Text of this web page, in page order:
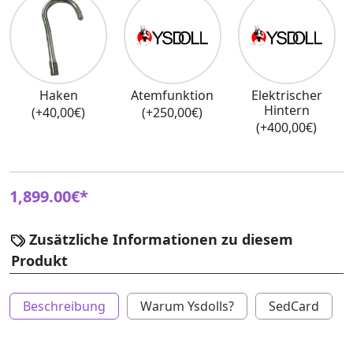
Haken
(+40,00€)
Atemfunktion
(+250,00€)
Elektrischer
Hintern
(+400,00€)
1,899.00€*
Zusätzliche Informationen zu diesem
Produkt
Beschreibung Warum Ysdolls? SedCard